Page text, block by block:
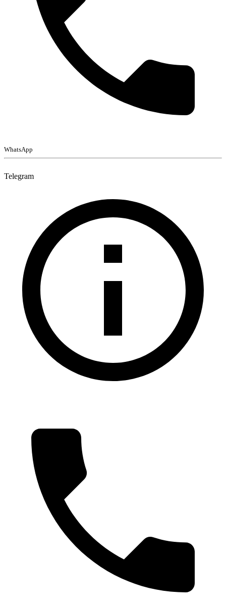
WhatsApp
Telegram